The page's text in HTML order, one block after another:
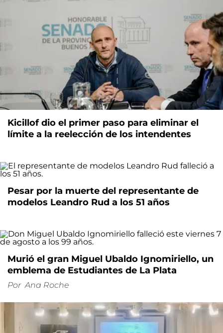
Kicillof dio el primer paso para eliminar el
límite a la reelección de los intendentes
Pesar por la muerte del representante de
modelos Leandro Rud a los 51 años
Murió el gran Miguel Ubaldo Ignomiriello, un
emblema de Estudiantes de La Plata
Por Ana Roche